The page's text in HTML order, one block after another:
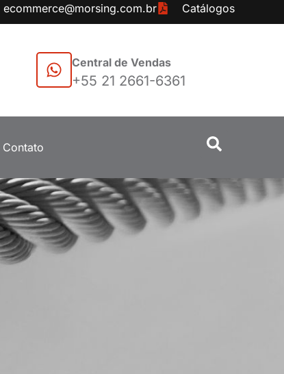
ecommerce@morsing.com.br Catálogos
Central de Vendas
+55 21 2661-6361
Contato